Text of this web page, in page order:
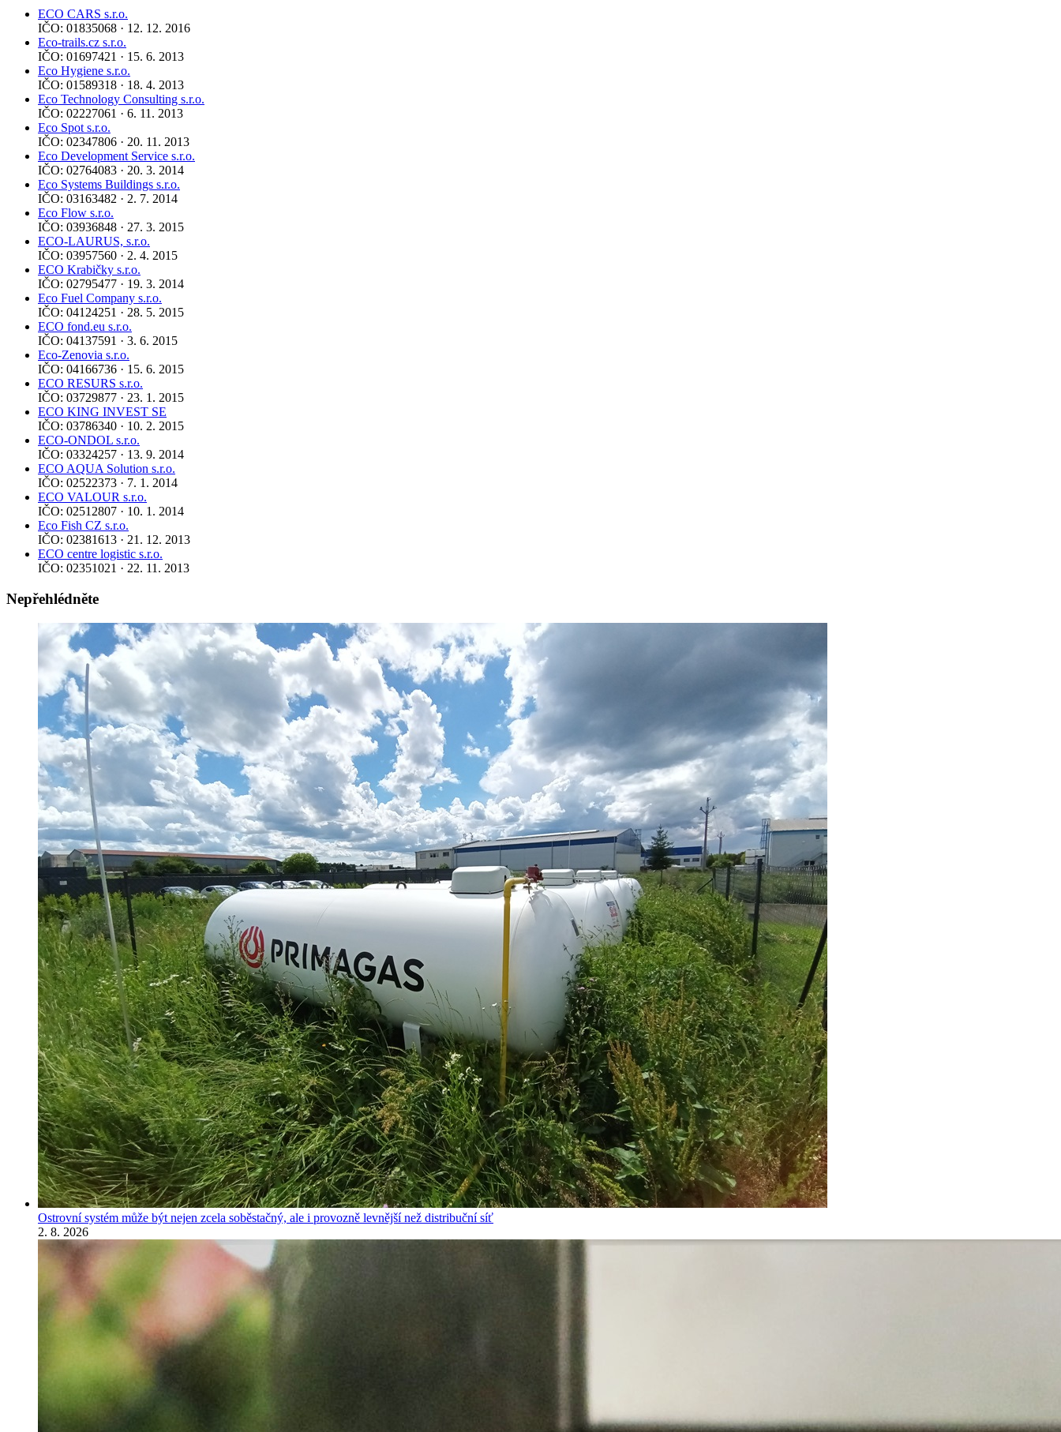
ECO CARS s.r.o.
IČO: 01835068 · 12. 12. 2016
Eco-trails.cz s.r.o.
IČO: 01697421 · 15. 6. 2013
Eco Hygiene s.r.o.
IČO: 01589318 · 18. 4. 2013
Eco Technology Consulting s.r.o.
IČO: 02227061 · 6. 11. 2013
Eco Spot s.r.o.
IČO: 02347806 · 20. 11. 2013
Eco Development Service s.r.o.
IČO: 02764083 · 20. 3. 2014
Eco Systems Buildings s.r.o.
IČO: 03163482 · 2. 7. 2014
Eco Flow s.r.o.
IČO: 03936848 · 27. 3. 2015
ECO-LAURUS, s.r.o.
IČO: 03957560 · 2. 4. 2015
ECO Krabičky s.r.o.
IČO: 02795477 · 19. 3. 2014
Eco Fuel Company s.r.o.
IČO: 04124251 · 28. 5. 2015
ECO fond.eu s.r.o.
IČO: 04137591 · 3. 6. 2015
Eco-Zenovia s.r.o.
IČO: 04166736 · 15. 6. 2015
ECO RESURS s.r.o.
IČO: 03729877 · 23. 1. 2015
ECO KING INVEST SE
IČO: 03786340 · 10. 2. 2015
ECO-ONDOL s.r.o.
IČO: 03324257 · 13. 9. 2014
ECO AQUA Solution s.r.o.
IČO: 02522373 · 7. 1. 2014
ECO VALOUR s.r.o.
IČO: 02512807 · 10. 1. 2014
Eco Fish CZ s.r.o.
IČO: 02381613 · 21. 12. 2013
ECO centre logistic s.r.o.
IČO: 02351021 · 22. 11. 2013
Nepřehlédněte
Ostrovní systém může být nejen zcela soběstačný, ale i provozně levnější než distribuční síť
2. 8. 2026